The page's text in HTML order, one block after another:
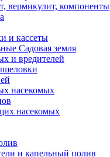
вермикулит, компоненты
и кассеты
Садовая земля
и вредителей
насекомых
насекомых
и капельный полив